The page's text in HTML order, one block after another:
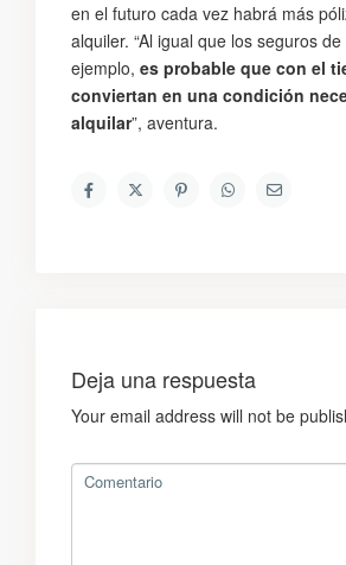
en el futuro cada vez habrá más
alquiler. “Al igual que los seguros
ejemplo,es probable que con el
conviertan en una condición
alquilar”, aventura.
Deja una respuesta
Your email address will not be